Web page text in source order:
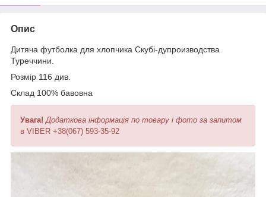
Опис
Дитяча футболка для хлопчика Скубі-дупроизводства
Туреччини.
Розмір 116 див.
Склад 100% бавовна
Увага! Додаткова інформація по товару і фото за запитом
в VIBER +38(067) 593-35-92